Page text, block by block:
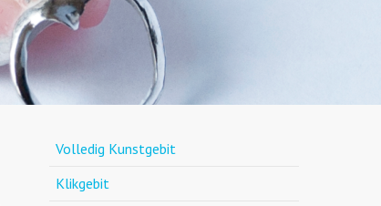
Volledig Kunstgebit
Klikgebit